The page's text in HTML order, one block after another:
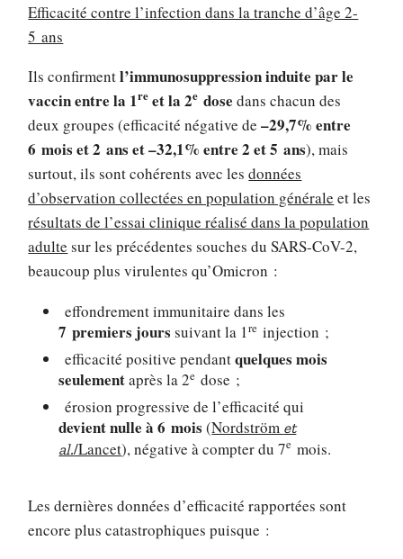
Efficacité contre l’infection dans la tranche d’âge 2-
5 ans
Ils confirmentl’immunosuppression induite par le
vaccin entre la 1re et la 2e dosedans chacun des
deux groupes (efficacité négative de–29,7% entre
6 mois et 2 ans et –32,1% entre 2 et 5 ans), mais
surtout, ils sont cohérents avec lesdonnées
d’observation collectées en population générale et les
résultats de l’essai clinique réalisé dans la population
adulte sur les précédentes souches du SARS-CoV-2,
beaucoup plus virulentes qu’Omicron :
effondrement immunitaire dans les
7 premiers jours suivant la 1re injection ;
efficacité positive pendantquelques mois
seulementaprès la 2e dose ;
érosion progressive de l’efficacité qui
devient nulle à 6 mois (Nordström et
al./Lancet), négative à compter du 7e mois.
Les dernières données d’efficacité rapportées sont
encore plus catastrophiques puisque :